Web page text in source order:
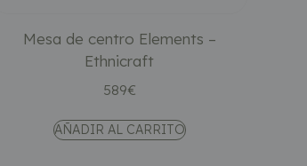
Mesa de centro Elements –
Ethnicraft
589€
AÑADIR AL CARRITO